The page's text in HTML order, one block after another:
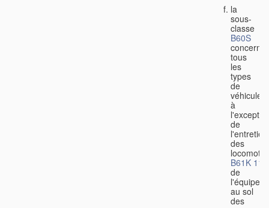
la
sous-
classe
B60S
concerne
tous
les
types
de
véhicules,
à
de
l'entretien
des
B61K 11/
de
au sol
des